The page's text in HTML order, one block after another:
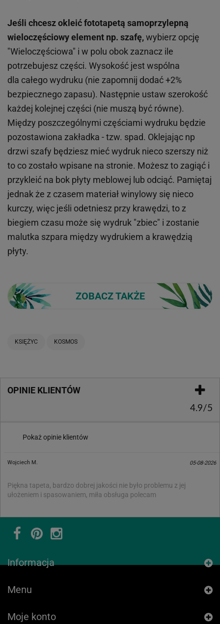
Jeśli chcesz okleić fototapetą samoprzylepną
wieloczęściowy element np. szafę,wybierz opcję
"Wieloczęściowa" i w polu obok zaznacz ile
potrzebujesz części. Wysokość jest wspólna
dla całego wydruku (nie zapomnij dodać +2%
bezpiecznego zapasu). Następnie ustaw szerokość
każdej kolejnej części (nie muszą być równe).
Między poszczególnymi częściami wydruku będzie
pozostawiona zakładka - tzw. spad. Oklejając np
drzwi szafy będziesz mieć wydruk nieco szerszy niż
to co zostało wpisane na stronie. Możesz to zagiąć i
przykleić na bok płyty meblowej lub odciąć. Pamiętaj
jednak że z czasem materiał winylowy się nieco
kurczy, więc jeśli odetniesz przy krawędzi, to z
biegiem czasu może się wydruk "zbiec" i zostanie
malutka szpara między wydrukiem a krawędzią
płyty.
ZOBACZ TAKŻE
KSIĘŻYC KOSMOS
OPINIE KLIENTÓW
4.9/5
Pokaż opinie klientów
Wojciech M. 05-08-2026
Piękna tapeta, bardzo dobrej jakości nie było problemu z jej
ułożeniem i spasowaniem, miła obsługa polecam
Informacja
Menu
Moje konto